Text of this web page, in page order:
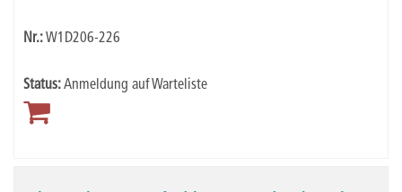
Nr.:W1D206-226
Status:Anmeldung auf Warteliste